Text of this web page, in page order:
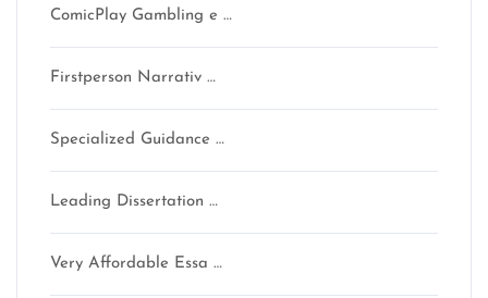
ComicPlay Gambling e …
Firstperson Narrativ …
Specialized Guidance …
Leading Dissertation …
Very Affordable Essa …